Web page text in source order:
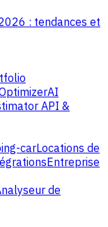
: tendances et
AI
API &
carLocations de
Entreprise
de